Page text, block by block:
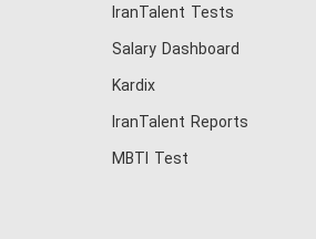
IranTalent Tests
Salary Dashboard
Kardix
IranTalent Reports
MBTI Test